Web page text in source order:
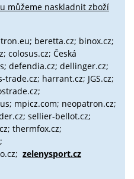
můžeme naskladnit zboží
beretta.cz; binox.cz;
colosus.cz; Česká
defendia.cz; dellinger.cz;
harrant.cz; JGS.cz;
mpicz.com; neopatron.cz;
sellier-bellot.cz;
thermfox.cz;
zelenysport.cz